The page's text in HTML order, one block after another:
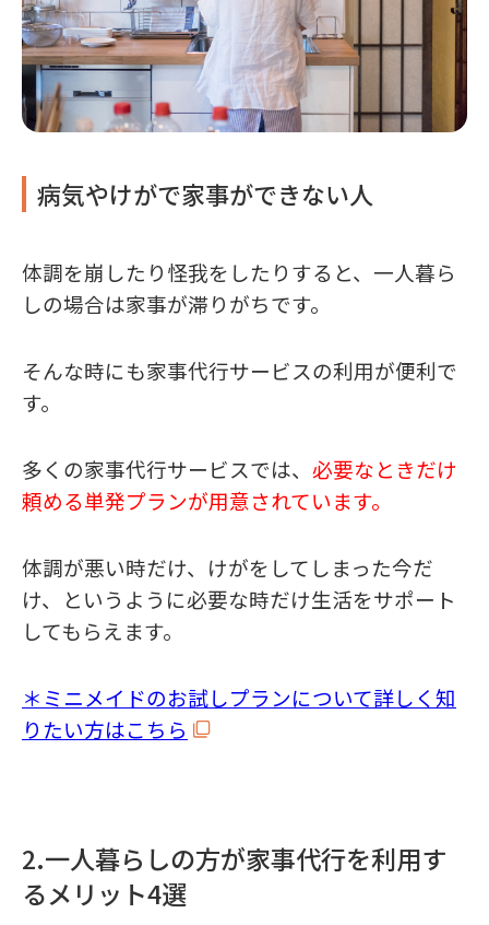
病気やけがで家事ができない人
体調を崩したり怪我をしたりすると、一人暮ら
しの場合は家事が滞りがちです。
そんな時にも家事代行サービスの利用が便利で
す。
多くの家事代行サービスでは、 必要なときだけ
頼める単発プランが用意されています。
体調が悪い時だけ、けがをしてしまった今だ
け、というように必要な時だけ生活をサポート
してもらえます。
＊ミニメイドのお試しプランについて詳しく知
りたい方はこちら
2.一人暮らしの方が家事代行を利用す
るメリット4選